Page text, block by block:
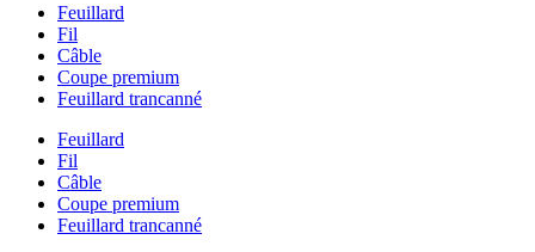
Feuillard
Fil
Câble
Coupe premium
Feuillard trancanné
Feuillard
Fil
Câble
Coupe premium
Feuillard trancanné